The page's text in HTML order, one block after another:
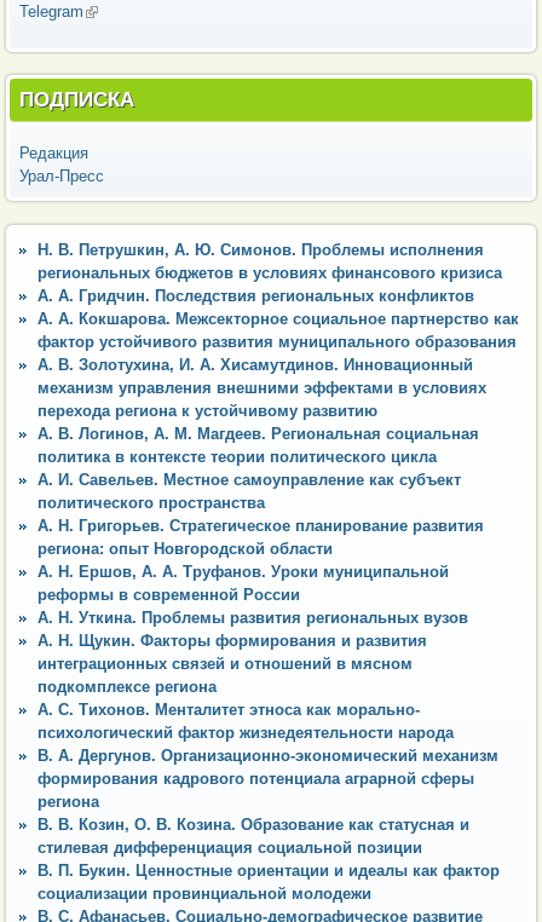
Telegram (внешняя ссылка)
ПОДПИСКА
Редакция
Урал-Пресс
Н. В. Петрушкин, А. Ю. Симонов. Проблемы исполнения
региональных бюджетов в условиях финансового кризиса
А. А. Гридчин. Последствия региональных конфликтов
А. А. Кокшарова. Межсекторное социальное партнерство как
фактор устойчивого развития муниципального образования
А. В. Золотухина, И. А. Хисамутдинов. Инновационный
механизм управления внешними эффектами в условиях
перехода региона к устойчивому развитию
А. В. Логинов, А. М. Магдеев. Региональная социальная
политика в контексте теории политического цикла
А. И. Савельев. Местное самоуправление как субъект
политического пространства
А. Н. Григорьев. Стратегическое планирование развития
региона: опыт Новгородской области
А. Н. Ершов, А. А. Труфанов. Уроки муниципальной
реформы в современной России
А. Н. Уткина. Проблемы развития региональных вузов
А. Н. Щукин. Факторы формирования и развития
интеграционных связей и отношений в мясном
подкомплексе региона
А. С. Тихонов. Менталитет этноса как морально-
психологический фактор жизнедеятельности народа
В. А. Дергунов. Организационно-экономический механизм
формирования кадрового потенциала аграрной сферы
региона
В. В. Козин, О. В. Козина. Образование как статусная и
стилевая дифференциация социальной позиции
В. П. Букин. Ценностные ориентации и идеалы как фактор
социализации провинциальной молодежи
В. С. Афанасьев. Социально-демографическое развитие